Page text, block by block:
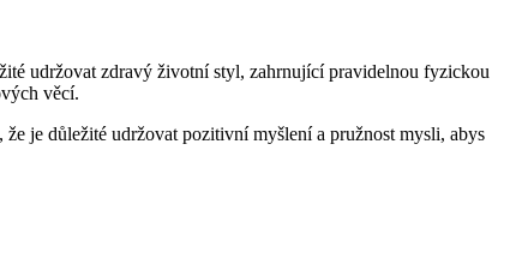
udržovat zdravý životní styl, zahrnující pravidelnou fyzickou
věcí.
je důležité udržovat pozitivní myšlení a pružnost mysli, abys